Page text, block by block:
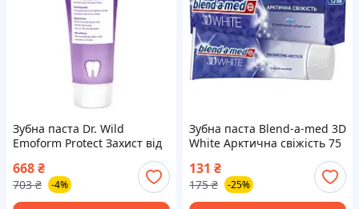
Зубна паста Dr. Wild
Emoform Protect Захист від
(7611841701792)
668₴
703 ₴ -4%
Зубна паста Blend-a-med 3D
White Арктична свіжість 75
131 ₴
175 ₴ -25%